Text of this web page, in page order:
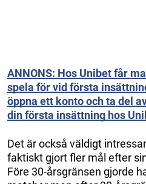
ANNONS: Hos Unibet får
spela för vid första
öppna ett konto och ta del
din första insättning hos
Det är också väldigt
faktiskt gjort fler mål efter
Före 30-årsgränsen gjorde